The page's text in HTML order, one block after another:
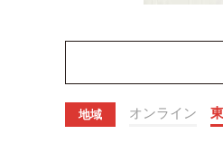
地域 オンライン